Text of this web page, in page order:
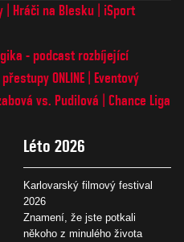
Hráči na Blesku
iSport
- podcast rozbíjející
ONLINE
Eventový
vs. Pudilová
Chance Liga
Léto 2026
Karlovarský filmový festival
2026
Znamení, že jste potkali
někoho z minulého života